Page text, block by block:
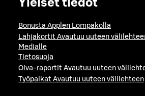
Yleiset tiedot
Bonusta Applen Lompakolla
Lahjakortit Avautuu uuteen
Medialle
Tietosuoja
Oiva-raportit Avautuu uuteen
Työpaikat Avautuu uuteen välilehteen